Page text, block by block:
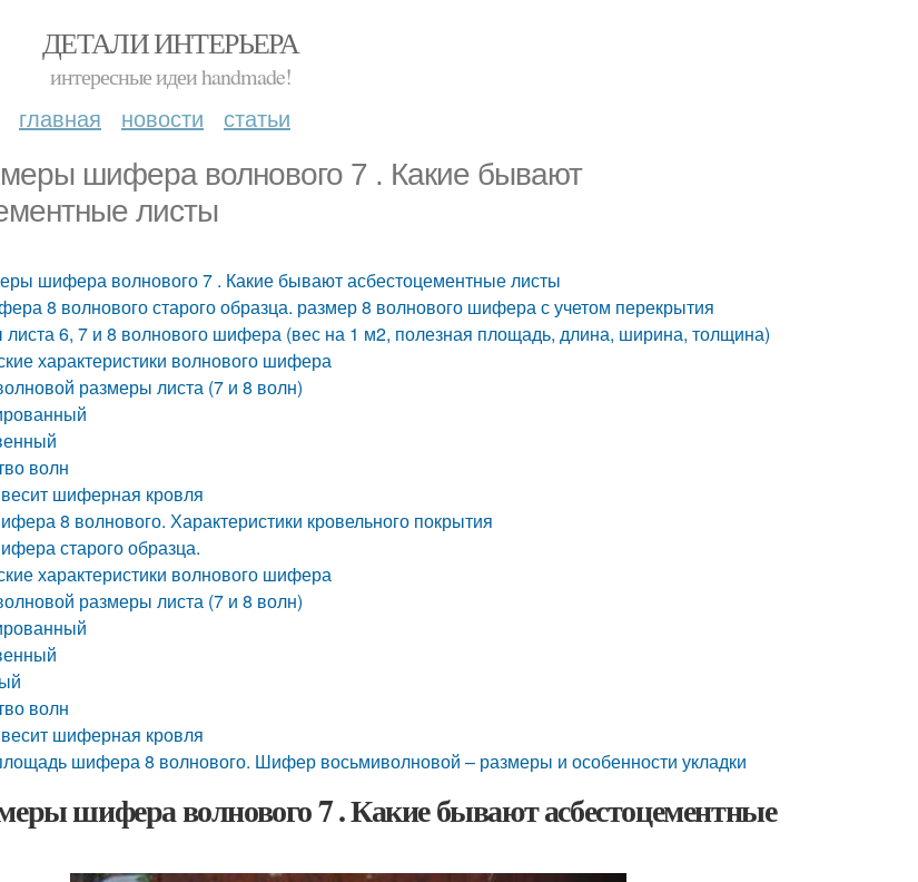
ДЕТАЛИ ИНТЕРЬЕРА
интересные идеи handmade!
главная новости статьи
шифера волнового 7 . Какие бывают
листы
шифера волнового 7 . Какие бывают асбестоцементные листы
8 волнового старого образца. размер 8 волнового шифера с учетом перекрытия
6, 7 и 8 волнового шифера (вес на 1 м2, полезная площадь, длина, ширина, толщина)
характеристики волнового шифера
размеры листа (7 и 8 волн)
волн
шиферная кровля
8 волнового. Характеристики кровельного покрытия
старого образца.
характеристики волнового шифера
размеры листа (7 и 8 волн)
волн
шиферная кровля
шифера 8 волнового. Шифер восьмиволновой – размеры и особенности укладки
шифера волнового 7 . Какие бывают асбестоцементные